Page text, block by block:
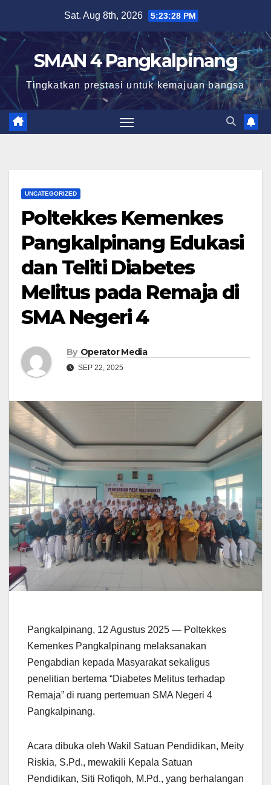
content
Sat. Aug 8th, 2026 5:23:29 PM
SMAN 4 Pangkalpinang
Tingkatkan prestasi untuk kemajuan bangsa
UNCATEGORIZED
Poltekkes Kemenkes
Pangkalpinang Edukasi
dan Teliti Diabetes
Melitus pada Remaja di
SMA Negeri 4
By Operator Media
SEP 22, 2025
Pangkalpinang, 12 Agustus 2025 — Poltekkes
Kemenkes Pangkalpinang melaksanakan
Pengabdian kepada Masyarakat sekaligus
penelitian bertema “Diabetes Melitus terhadap
Remaja” di ruang pertemuan SMA Negeri 4
Pangkalpinang.
Acara dibuka oleh Wakil Satuan Pendidikan, Meity
Riskia, S.Pd., mewakili Kepala Satuan
Pendidikan, Siti Rofiqoh, M.Pd., yang berhalangan